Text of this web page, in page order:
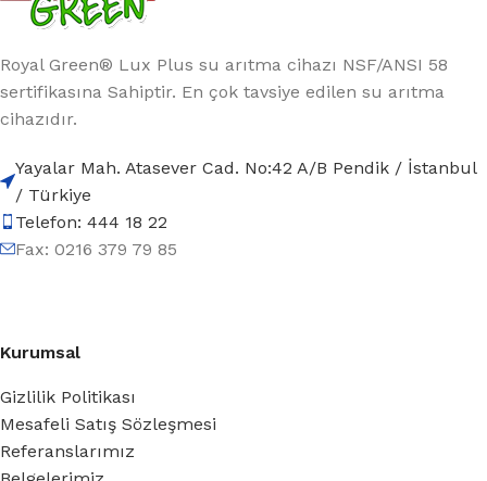
Royal Green® Lux Plus su arıtma cihazı NSF/ANSI 58
sertifikasına Sahiptir. En çok tavsiye edilen su arıtma
cihazıdır.
Yayalar Mah. Atasever Cad. No:42 A/B Pendik / İstanbul
/ Türkiye
Telefon: 444 18 22
Fax: 0216 379 79 85
Kurumsal
Gizlilik Politikası
Mesafeli Satış Sözleşmesi
Referanslarımız